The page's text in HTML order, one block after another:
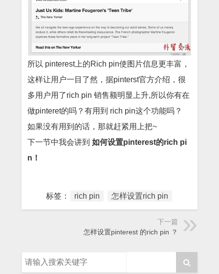
所以 pinterest上的Rich pin使图片信息更丰富，
这样让用户一目了然，据pinterst官方介绍，很
多用户用了rich pin 销售额明显上升,所以你有在
做pinteret的吗？有用到 rich pin这个功能吗？
如果没有用到的话，那就赶紧用上把~
下一节中我会讲到 如何设置pinterest的rich pi
n！
标签： rich pin 怎样设置rich pin
下一篇
怎样设置pinterest 的rich pin ？